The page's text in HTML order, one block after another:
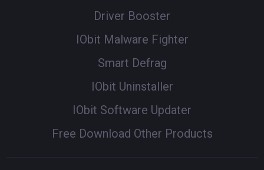
Driver Booster
IObit Malware Fighter
Smart Defrag
IObit Uninstaller
IObit Software Updater
Free Download Other Products